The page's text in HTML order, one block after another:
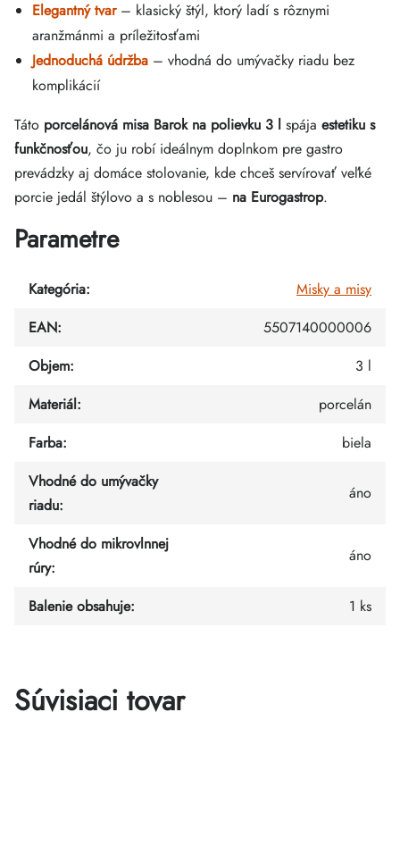
Elegantný tvar– klasický štýl, ktorý ladí s rôznymi
aranžmánmi a príležitosťami
Jednoduchá údržba – vhodná do umývačky riadu bez
komplikácií
Táto porcelánová misa Barok na polievku 3 l spája estetiku s
funkčnosťou, čo ju robí ideálnym doplnkom pre gastro
prevádzky aj domáce stolovanie, kde chceš servírovať veľké
porcie jedál štýlovo a s noblesou – na Eurogastrop.
Parametre
Kategória:
Misky a misy
EAN:
5507140000006
Objem:
3 l
Materiál:
porcelán
Farba:
biela
Vhodné do umývačky
riadu:
áno
Vhodné do mikrovlnnej
rúry:
áno
Balenie obsahuje: 1 ks
Súvisiaci tovar